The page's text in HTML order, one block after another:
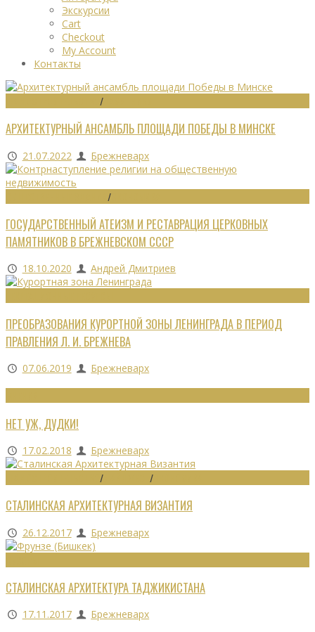
Экскурсии
Cart
Checkout
My Account
Контакты
/
АРХИТЕКТУРНЫЙ АНСАМБЛЬ ПЛОЩАДИ ПОБЕДЫ В МИНСКЕ
21.07.2022 Брежневарх
/
ГОСУДАРСТВЕННЫЙ АТЕИЗМ И РЕСТАВРАЦИЯ ЦЕРКОВНЫХ
ПАМЯТНИКОВ В БРЕЖНЕВСКОМ СССР
18.10.2020 Андрей Дмитриев
ПРЕОБРАЗОВАНИЯ КУРОРТНОЙ ЗОНЫ ЛЕНИНГРАДА В ПЕРИОД
ПРАВЛЕНИЯ Л. И. БРЕЖНЕВА
07.06.2019 Брежневарх
НЕТ УЖ, ДУДКИ!
17.02.2018 Брежневарх
/ /
СТАЛИНСКАЯ АРХИТЕКТУРНАЯ ВИЗАНТИЯ
26.12.2017 Брежневарх
СТАЛИНСКАЯ АРХИТЕКТУРА ТАДЖИКИСТАНА
17.11.2017 Брежневарх